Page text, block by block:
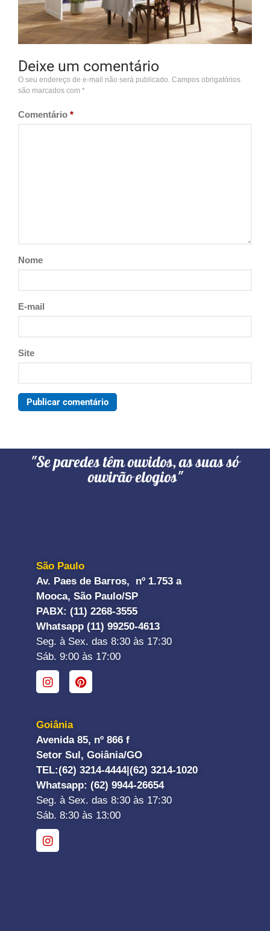
Deixe um comentário
O seu endereço de e-mail não será publicado. Campos obrigatórios
são marcados com *
Comentário *
Nome
E-mail
Site
"Se paredes têm ouvidos, as suas só
ouvirão elogios"
São Paulo
Av. Paes de Barros, nº 1.753 a
Mooca, São Paulo/SP
PABX: (11) 2268-3555
Whatsapp (11) 99250-4613
Seg. à Sex. das 8:30 às 17:30
Sáb. 9:00 às 17:00
Goiânia
Avenida 85, nº 866 f
Setor Sul, Goiânia/GO
TEL:(62) 3214-4444|(62) 3214-1020
Whatsapp: (62) 9944-26654
Seg. à Sex. das 8:30 às 17:30
Sáb. 8:30 às 13:00